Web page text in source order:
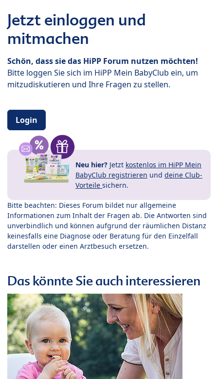
Jetzt einloggen und
mitmachen
Schön, dass sie das HiPP Forum nutzen möchten!
Bitte loggen Sie sich im HiPP Mein BabyClub ein, um
mitzudiskutieren und Ihre Fragen zu stellen.
Login
Neu hier? Jetzt kostenlos im HiPP Mein
BabyClub registrieren und deine Club-
Vorteile sichern.
Bitte beachten: Dieses Forum bildet nur allgemeine
Informationen zum Inhalt der Fragen ab. Die Antworten sind
unverbindlich und können aufgrund der räumlichen Distanz
keinesfalls eine Diagnose oder Beratung für den Einzelfall
darstellen oder einen Arztbesuch ersetzen.
Das könnte Sie auch interessieren